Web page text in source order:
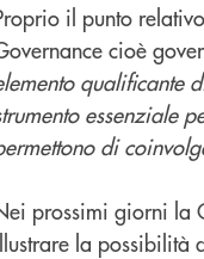
il punto
cioè
qualificante
essenziale
di
prossimi giorni la
la possibilità